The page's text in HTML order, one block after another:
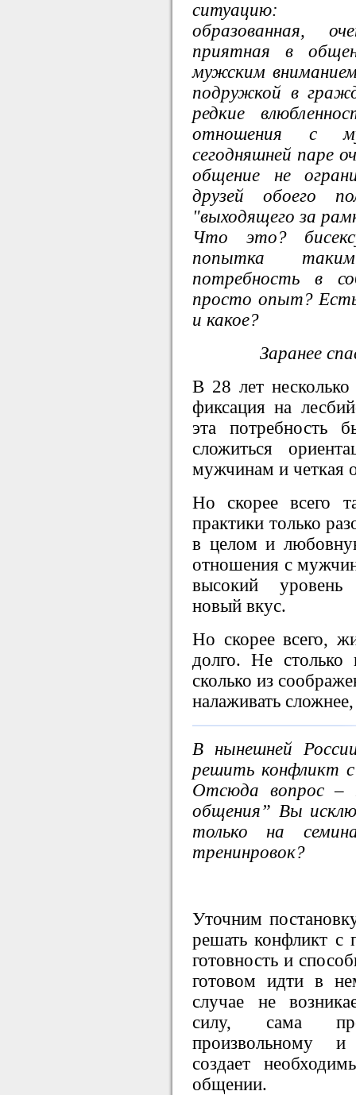
ситуацию:
образованная,
приятная в
мужским
подружкой в
редкие
отношения с
сегодняшней паре
общение не
друзей обоего
"выходящего за
Что это?
попытка
потребность в
просто опыт?
и какое?
Заранее
В 28 лет
фиксация на
эта потребность
сложиться
мужчинам и четкая
Но скорее всего
практики только
в целом и
отношения с
высокий уровень
новый вкус.
Но скорее всего,
долго. Не столько
сколько из
налаживать
В нынешней
решить конфликт
Отсюда вопрос –
общения” Вы
только на
тренинровок?
Уточним
решать конфликт с
готовность и
готовом идти в
случае не
силу, сама
произвольному и
создает
общении.